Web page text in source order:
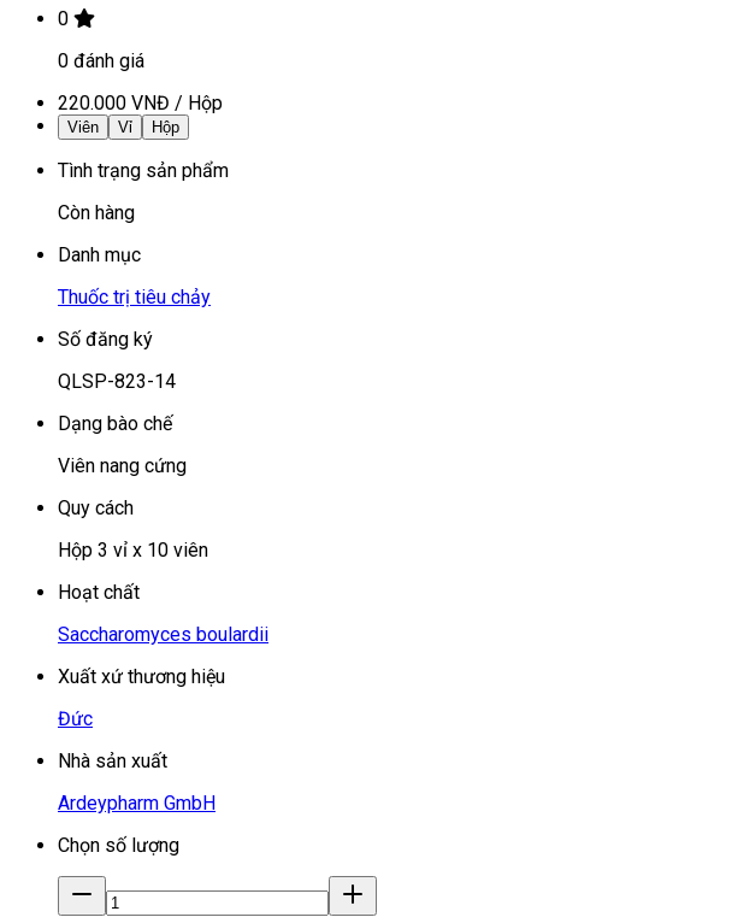
0
0 đánh giá
220.000 VNĐ / Hộp
Viên Vỉ Hộp
Tình trạng sản phẩm
Còn hàng
Danh mục
Thuốc trị tiêu chảy
Số đăng ký
QLSP-823-14
Dạng bào chế
Viên nang cứng
Quy cách
Hộp 3 vỉ x 10 viên
Hoạt chất
Saccharomyces boulardii
Xuất xứ thương hiệu
Đức
Nhà sản xuất
Ardeypharm GmbH
Chọn số lượng